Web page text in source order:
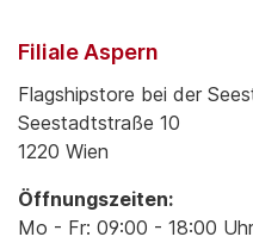
Filiale Aspern
Flagshipstore bei der
Seestadtstraße 10
1220 Wien
Öffnungszeiten:
Mo - Fr: 09:00 - 18:00 Uhr